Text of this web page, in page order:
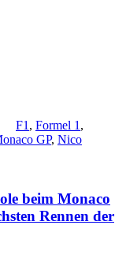
F1 , Formel 1 ,
GP, Nico
beim Monaco
Rennen der